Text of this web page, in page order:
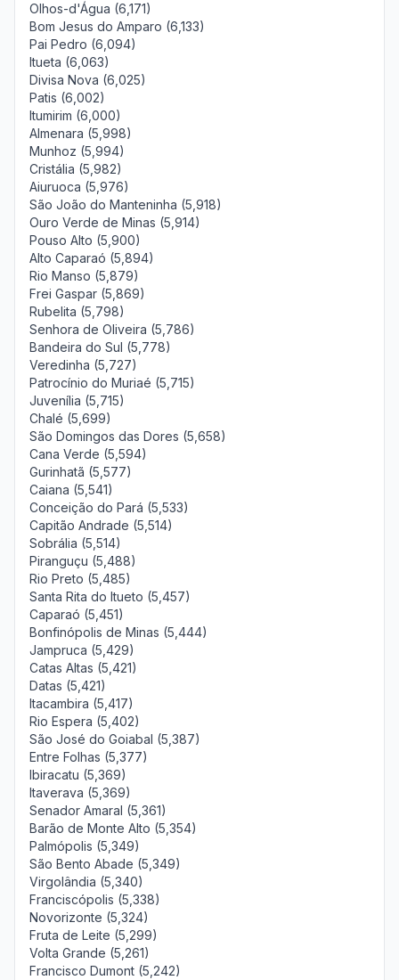
Olhos-d'Água (6,171)
Bom Jesus do Amparo (6,133)
Pai Pedro (6,094)
Itueta (6,063)
Divisa Nova (6,025)
Patis (6,002)
Itumirim (6,000)
Almenara (5,998)
Munhoz (5,994)
Cristália (5,982)
Aiuruoca (5,976)
São João do Manteninha (5,918)
Ouro Verde de Minas (5,914)
Pouso Alto (5,900)
Alto Caparaó (5,894)
Rio Manso (5,879)
Frei Gaspar (5,869)
Rubelita (5,798)
Senhora de Oliveira (5,786)
Bandeira do Sul (5,778)
Veredinha (5,727)
Patrocínio do Muriaé (5,715)
Juvenília (5,715)
Chalé (5,699)
São Domingos das Dores (5,658)
Cana Verde (5,594)
Gurinhatã (5,577)
Caiana (5,541)
Conceição do Pará (5,533)
Capitão Andrade (5,514)
Sobrália (5,514)
Piranguçu (5,488)
Rio Preto (5,485)
Santa Rita do Itueto (5,457)
Caparaó (5,451)
Bonfinópolis de Minas (5,444)
Jampruca (5,429)
Catas Altas (5,421)
Datas (5,421)
Itacambira (5,417)
Rio Espera (5,402)
São José do Goiabal (5,387)
Entre Folhas (5,377)
Ibiracatu (5,369)
Itaverava (5,369)
Senador Amaral (5,361)
Barão de Monte Alto (5,354)
Palmópolis (5,349)
São Bento Abade (5,349)
Virgolândia (5,340)
Franciscópolis (5,338)
Novorizonte (5,324)
Fruta de Leite (5,299)
Volta Grande (5,261)
Francisco Dumont (5,242)